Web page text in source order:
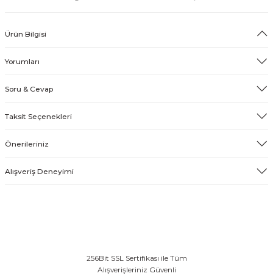
Ürün Bilgisi
Yorumları
Soru & Cevap
Taksit Seçenekleri
Önerileriniz
Alışveriş Deneyimi
256Bit SSL Sertifikası ile Tüm
Alışverişleriniz Güvenli